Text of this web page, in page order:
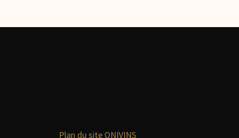
Plan du site ONIVINS